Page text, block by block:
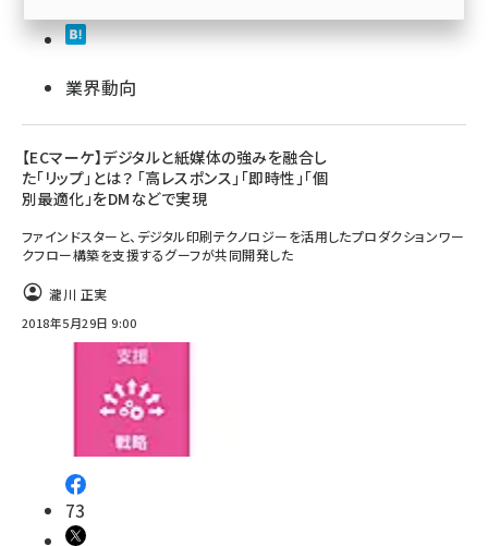
業界動向
【ECマーケ】デジタルと紙媒体の強みを融合し
た「リップ」とは？ 「高レスポンス」「即時性」「個
別最適化」をDMなどで実現
ファインドスターと、デジタル印刷テクノロジーを活用したプロダクションワー
クフロー構築を支援するグーフが共同開発した
瀧川 正実
2018年5月29日 9:00
73
参加登録はこちら↑